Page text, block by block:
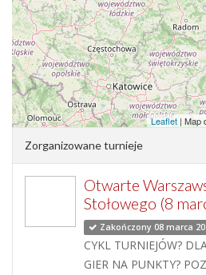
Leaflet | Map
Zorganizowane turnieje
Otwarte
Stołowego (8
Zakończony 08 marca
CYKL TURNIEJÓW?
GIER NA PUNKTY?